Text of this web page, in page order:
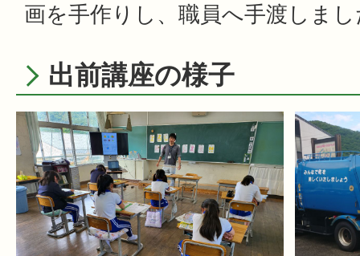
画を手作りし、職員へ手渡しま
出前講座の様子